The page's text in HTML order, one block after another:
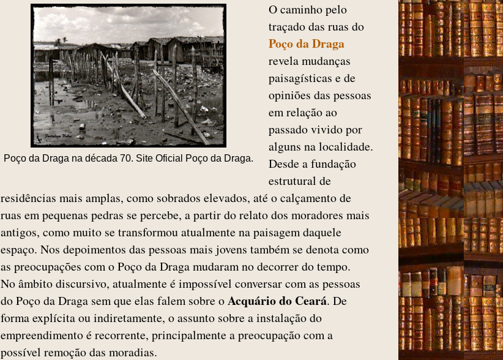
Poço da Draga na década 70. Site Oficial Poço da Draga.
O caminho pelo
traçado das ruas do
Poço da Draga
revela mudanças
paisagísticas e de
opiniões das pessoas
em relação ao
passado vivido por
alguns na localidade.
Desde a fundação
estrutural de
residências mais amplas, como sobrados elevados, até o calçamento de
ruas em pequenas pedras se percebe, a partir do relato dos moradores mais
antigos, como muito se transformou atualmente na paisagem daquele
espaço. Nos depoimentos das pessoas mais jovens também se denota como
as preocupações com o Poço da Draga mudaram no decorrer do tempo.
No âmbito discursivo, atualmente é impossível conversar com as pessoas
do Poço da Draga sem que elas falem sobre oAcquário do Ceará. De
forma explícita ou indiretamente, o assunto sobre a instalação do
empreendimento é recorrente, principalmente a preocupação com a
possível remoção das moradias.